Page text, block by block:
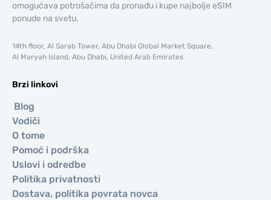
omogućava potrošačima da pronađu i kupe najbolje eSIM
ponude na svetu.
14th floor, Al Sarab Tower, Abu Dhabi Global Market Square,
Al Maryah Island, Abu Dhabi, United Arab Emirates
Brzi linkovi
Blog
Vodiči
O tome
Pomoć i podrška
Uslovi i odredbe
Politika privatnosti
Dostava, politika povrata novca